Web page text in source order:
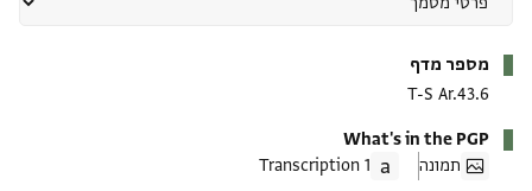
מספר מדף
T-S Ar.43.6
What's in the PGP
תמונה
1 Transcription